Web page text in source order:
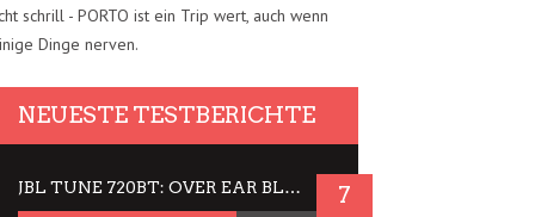
schrill - PORTO ist ein Trip wert, auch wenn
Dinge nerven.
NEUESTE TESTBERICHTE
JBL TUNE 720BT: OVER EAR BLUETOOTH KOPFHÖRER UM DIE 50,-€ IM DAUER-TEST 7